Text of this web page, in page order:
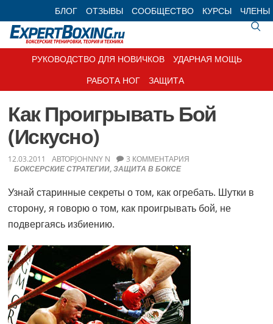
to
primary
navigation
to
main
content
to
primary
sidebar
to
footer
БЛОГ ОТЗЫВЫ СООБЩЕСТВО КУРСЫ ЧЛЕНЫ
РУКОВОДСТВО ДЛЯ НОВИЧКОВ
УДАРНАЯ МОЩЬ
РАБОТА НОГ
ЗАЩИТА
Как Проигрывать Бой
(Искусно)
12.03.2011 АВТОРJOHNNY N
БОКСЕРСКИЕ СТРАТЕГИИ,ЗАЩИТА В БОКСЕ
3 КОММЕНТАРИЯ
Узнай старинные секреты о том, как огребать. Шутки в
сторону, я говорю о том, как проигрывать бой, не
подвергаясь избиению.